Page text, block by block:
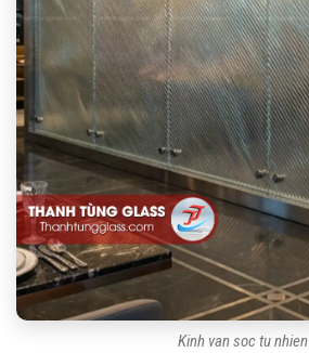
Kinh van soc tu nhien